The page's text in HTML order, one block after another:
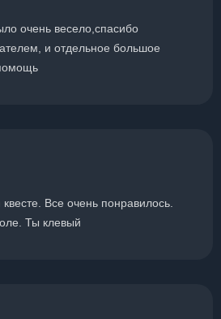
очень весело,спасибо
и отдельное большое
Все очень понравилось.
Ты клевый